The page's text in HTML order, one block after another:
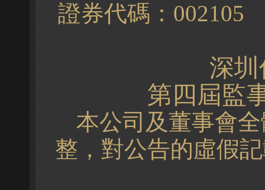
證券代碼：
深
第四屆監
本公司及董事會
整，對公告的虛假